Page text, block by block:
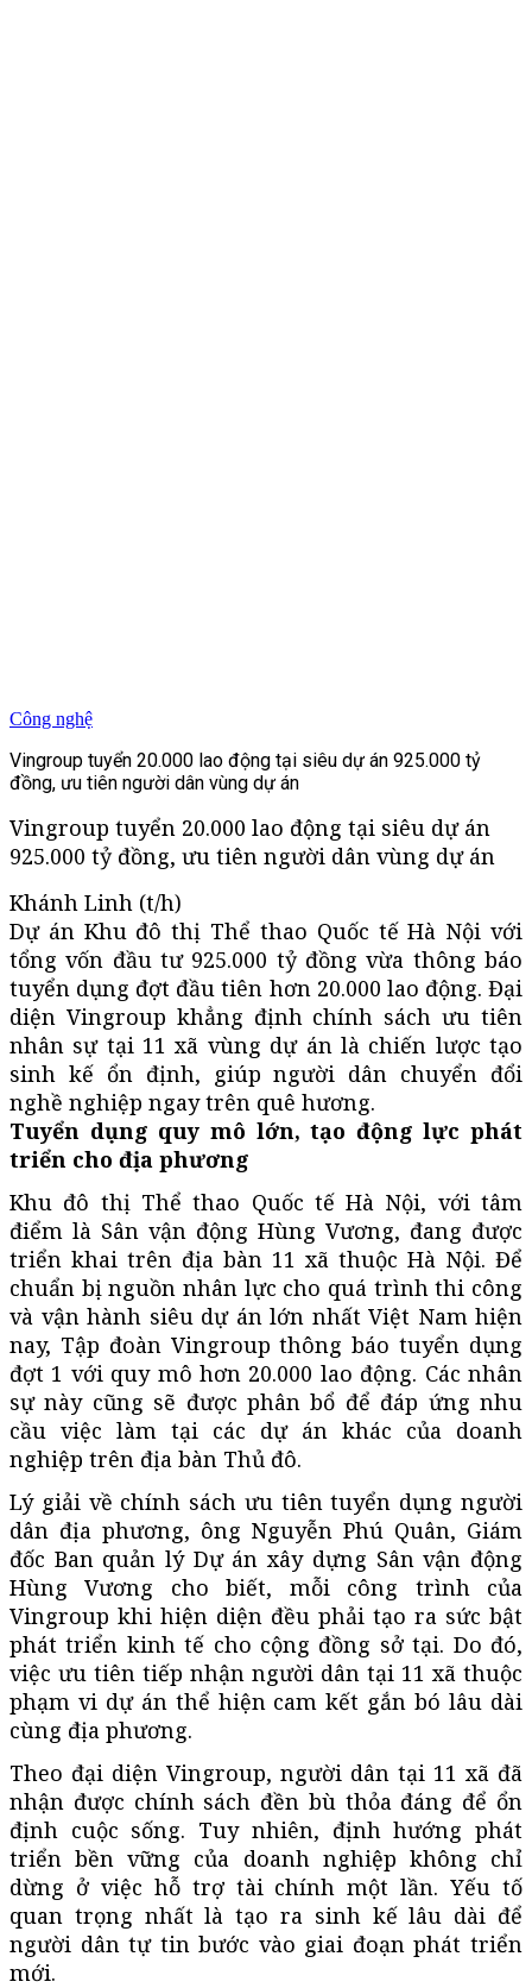
Công nghệ
Vingroup tuyển 20.000 lao động tại siêu dự án 925.000 tỷ
đồng, ưu tiên người dân vùng dự án
Vingroup tuyển 20.000 lao động tại siêu dự án
925.000 tỷ đồng, ưu tiên người dân vùng dự án
Khánh Linh (t/h)
Dự án Khu đô thị Thể thao Quốc tế Hà Nội với
tổng vốn đầu tư 925.000 tỷ đồng vừa thông báo
tuyển dụng đợt đầu tiên hơn 20.000 lao động. Đại
diện Vingroup khẳng định chính sách ưu tiên
nhân sự tại 11 xã vùng dự án là chiến lược tạo
sinh kế ổn định, giúp người dân chuyển đổi
nghề nghiệp ngay trên quê hương.
Tuyển dụng quy mô lớn, tạo động lực phát
triển cho địa phương
Khu đô thị Thể thao Quốc tế Hà Nội, với tâm
điểm là Sân vận động Hùng Vương, đang được
triển khai trên địa bàn 11 xã thuộc Hà Nội. Để
chuẩn bị nguồn nhân lực cho quá trình thi công
và vận hành siêu dự án lớn nhất Việt Nam hiện
nay, Tập đoàn Vingroup thông báo tuyển dụng
đợt 1 với quy mô hơn 20.000 lao động. Các nhân
sự này cũng sẽ được phân bổ để đáp ứng nhu
cầu việc làm tại các dự án khác của doanh
nghiệp trên địa bàn Thủ đô.
Lý giải về chính sách ưu tiên tuyển dụng người
dân địa phương, ông Nguyễn Phú Quân, Giám
đốc Ban quản lý Dự án xây dựng Sân vận động
Hùng Vương cho biết, mỗi công trình của
Vingroup khi hiện diện đều phải tạo ra sức bật
phát triển kinh tế cho cộng đồng sở tại. Do đó,
việc ưu tiên tiếp nhận người dân tại 11 xã thuộc
phạm vi dự án thể hiện cam kết gắn bó lâu dài
cùng địa phương.
Theo đại diện Vingroup, người dân tại 11 xã đã
nhận được chính sách đền bù thỏa đáng để ổn
định cuộc sống. Tuy nhiên, định hướng phát
triển bền vững của doanh nghiệp không chỉ
dừng ở việc hỗ trợ tài chính một lần. Yếu tố
quan trọng nhất là tạo ra sinh kế lâu dài để
người dân tự tin bước vào giai đoạn phát triển
mới.